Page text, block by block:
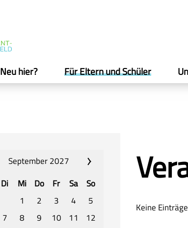
Neu hier? Für Eltern und Schüler
September 2027
Di Mi Do Fr Sa
So
1
2 3 4
5
7 8 9 10 11
12
Keine